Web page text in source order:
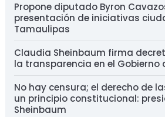
Propone diputado Byron
presentación de iniciativas
Tamaulipas
Claudia Sheinbaum firma
la transparencia en el Gobierno
No hay censura; el derecho de
un principio constitucional:
Sheinbaum